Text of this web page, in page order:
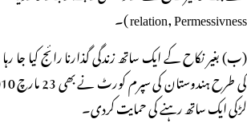
relation, Permessivness )۔
(ب) بغیر نکاح کے ایک ساتھ زندگی گذارنا رائج کیا
لڑکی ایک ساتھ رہنے کی حمایت کردی۔